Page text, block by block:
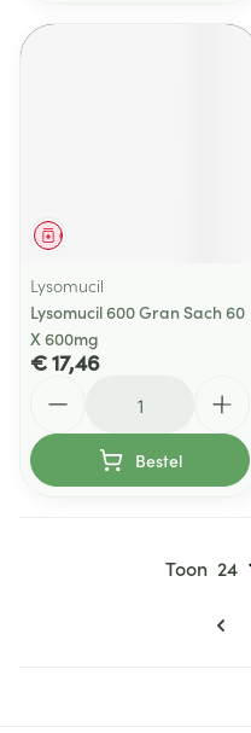
Geneesmiddel
Lysomucil
Lysomucil 600 Gran Sach 60
X 600mg
€ 17,46
Bestel
Toon